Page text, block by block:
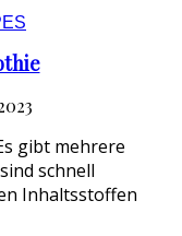
gibt mehrere
schnell
Inhaltsstoffen